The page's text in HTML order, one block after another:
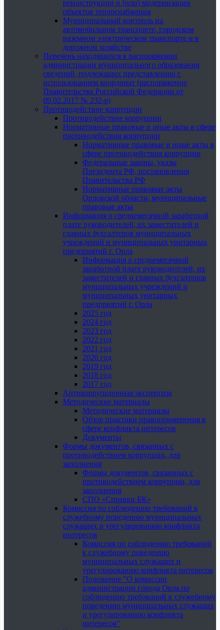
реконструкции и (или) модернизации
объектов теплоснабжения
Муниципальный контроль на
автомобильном транспорте, городском
наземном электрическом транспорте и в
дорожном хозяйстве
Перечень находящихся в распоряжении
администрации муниципального образования
сведений, подлежащих представлению с
использованием координат (распоряжение
Правительства Российской Федерации от
09.02.2017 № 232-р)
Противодействие коррупции
Противодействие коррупции
Нормативные правовые и иные акты в сфере
противодействия коррупции
Нормативные правовые и иные акты в
сфере противодействия коррупции
Федеральные законы, указы
Президента РФ, постановления
Правительства РФ
Нормативные правовые акты
Орловской области, муниципальные
правовые акты
Информация о среднемесячной заработной
плате руководителей, их заместителей и
главных бухгалтеров муниципальных
учреждений и муниципальных унитарных
предприятий г. Орла
Информация о среднемесячной
заработной плате руководителей, их
заместителей и главных бухгалтеров
муниципальных учреждений и
муниципальных унитарных
предприятий г. Орла
2025 год
2024 год
2023 год
2022 год
2021 год
2020 год
2019 год
2018 год
2017 год
Антикоррупционная экспертиза
Методические материалы
Методические материалы
Обзор практики правоприменения в
сфере конфликта интересов
Документы
Формы документов, связанных с
противодействием коррупции, для
заполнения
Формы документов, связанных с
противодействием коррупции, для
заполнения
СПО «Справки БК»
Комиссия по соблюдению требований к
служебному поведению муниципальных
служащих и урегулированию конфликта
интересов
Комиссия по соблюдению требований
к служебному поведению
муниципальных служащих и
урегулированию конфликта интересов
Положение "О комиссии
администрации города Орла по
соблюдению требований к служебному
поведению муниципальных служащих
и урегулированию конфликта
интересов"